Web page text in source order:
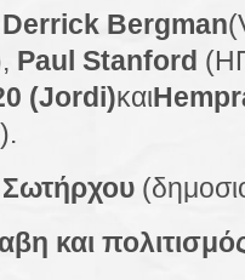
Derrick Bergman(
, Paul Stanford (
(Jordi)και
.
και